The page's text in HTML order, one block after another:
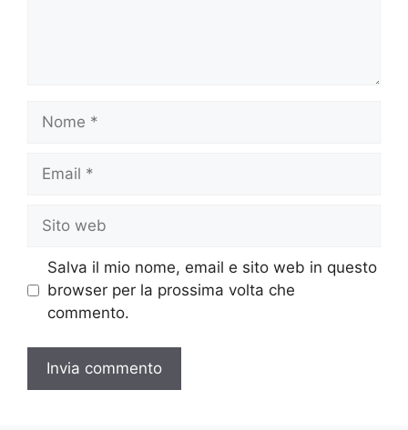
web
Salva il mio nome, email e sito web in questo
browser per la prossima volta che
commento.